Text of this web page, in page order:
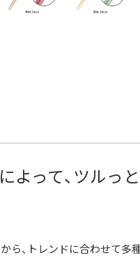
よって、ツルっ
ら、トレンドに合わせて多